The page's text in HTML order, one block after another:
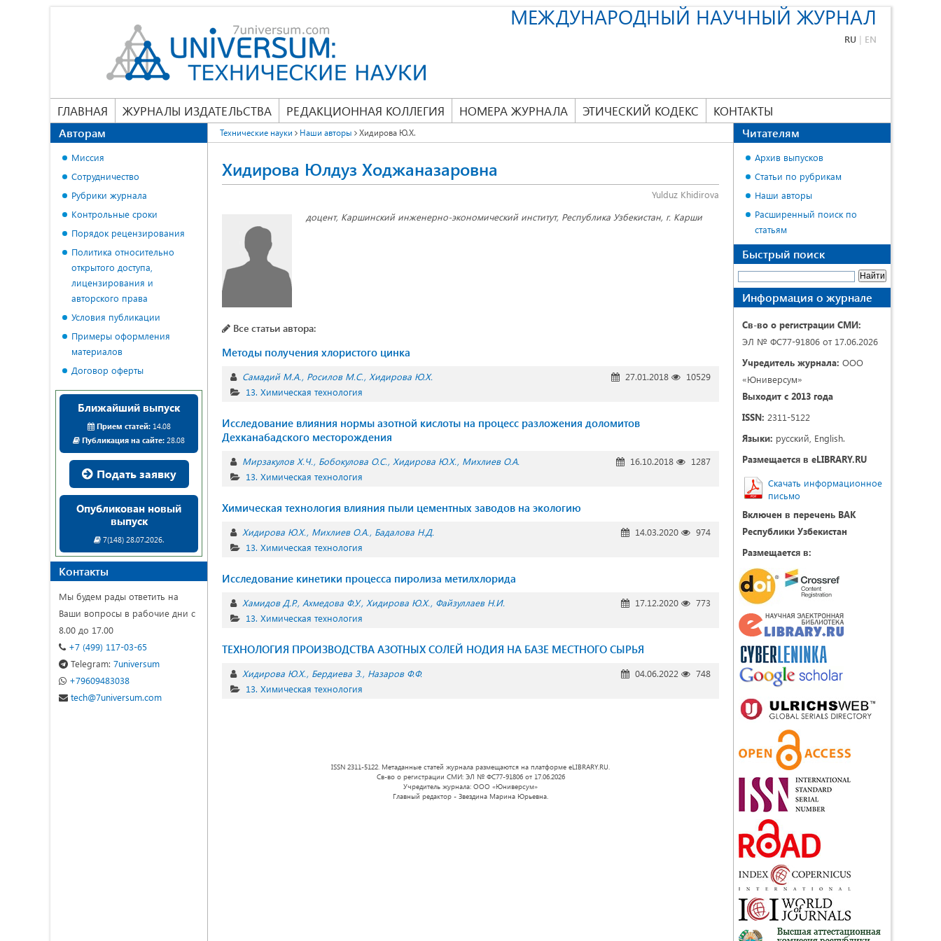
МЕЖДУНАРОДНЫЙ НАУЧНЫЙ ЖУРНАЛ
RU | EN
ГЛАВНАЯ ЖУРНАЛЫ ИЗДАТЕЛЬСТВА РЕДАКЦИОННАЯ КОЛЛЕГИЯ НОМЕРА ЖУРНАЛА ЭТИЧЕСКИЙ КОДЕКС КОНТАКТЫ
Технические науки Наши авторы Хидирова Ю.Х.
Хидирова Юлдуз Ходжаназаровна
Yulduz Khidirova
доцент, Каршинский инженерно-экономический институт, Республика Узбекистан, г. Карши
Все статьи автора:
Методы получения хлористого цинка
Самадий М.А. Росилов М.С. Хидирова Ю.Х. 27.01.2018
10529
13. Химическая технология
Исследование влияния нормы азотной кислоты на процесс разложения доломитов
Дехканабадского месторождения
Мирзакулов Х.Ч. Бобокулова О.С. Хидирова Ю.Х. Михлиев О.А. 16.10.2018
1287
13. Химическая технология
Химическая технология влияния пыли цементных заводов на экологию
Хидирова Ю.Х. Михлиев О.А. Бадалова Н.Д. 14.03.2020
974
13. Химическая технология
Исследование кинетики процесса пиролиза метилхлорида
Хамидов Д.Р. Ахмедова Ф.У. Хидирова Ю.Х. Файзуллаев Н.И. 17.12.2020
773
13. Химическая технология
ТЕХНОЛОГИЯ ПРОИЗВОДСТВА АЗОТНЫХ СОЛЕЙ НОДИЯ НА БАЗЕ МЕСТНОГО СЫРЬЯ
Хидирова Ю.Х. Бердиева З. Назаров Ф.Ф. 04.06.2022
748
13. Химическая технология
ISSN 2311-5122. Метаданные статей журнала размещаются на платформе eLIBRARY.RU.
Св-во о регистрации СМИ: ЭЛ № ФС77-91806 от 17.06.2026
Учредитель журнала: ООО «Юниверсум»
Главный редактор - Звездина Марина Юрьевна.
Авторам
Миссия
Сотрудничество
Рубрики журнала
Контрольные сроки
Порядок рецензирования
Политика относительно
открытого доступа,
лицензирования и
авторского права
Условия публикации
Примеры оформления
материалов
Договор оферты
Ближайший выпуск
Прием статей:14.08
Публикация на сайте: 28.08
Подать заявку
Опубликован новый
выпуск
7(148) 28.07.2026.
Контакты
Мы будем рады ответить на
Ваши вопросы в рабочие дни с
8.00 до 17.00
+7 (499) 117-03-65
Telegram: 7universum
+79609483038
tech@7universum.com
Читателям
Архив выпусков
Статьи по рубрикам
Наши авторы
Расширенный поиск по
статьям
Быстрый поиск
Информация о журнале
Св-во о регистрации СМИ:
ЭЛ № ФС77-91806 от 17.06.2026
Учредитель журнала: ООО
«Юниверсум»
Выходит с 2013 года
ISSN: 2311-5122
Языки: русский, English.
Размещается в eLIBRARY.RU
Скачать информационное
письмо
Включен в перечень ВАК
Республики Узбекистан
Размещается в: